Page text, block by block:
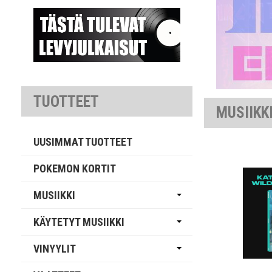
TUOTTEET
UUSIMMAT TUOTTEET
POKEMON KORTIT
MUSIIKKI
KÄYTETYT MUSIIKKI
VINYYLIT